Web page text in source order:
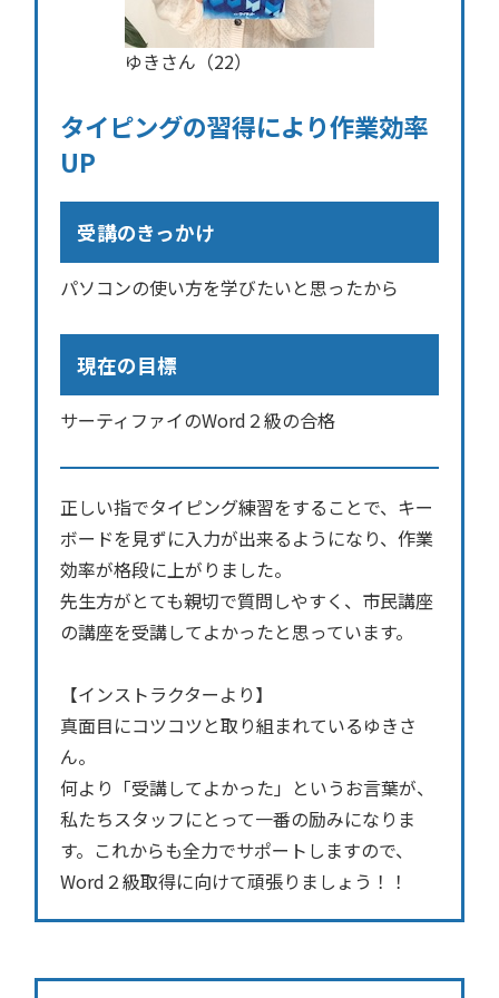
ゆきさん（22）
タイピングの習得により作業効率
UP
受講のきっかけ
パソコンの使い方を学びたいと思ったから
現在の目標
サーティファイのWord２級の合格
正しい指でタイピング練習をすることで、キー
ボードを見ずに入力が出来るようになり、作業
効率が格段に上がりました。
先生方がとても親切で質問しやすく、市民講座
の講座を受講してよかったと思っています。
【インストラクターより】
真面目にコツコツと取り組まれているゆきさ
ん。
何より「受講してよかった」というお言葉が、
私たちスタッフにとって一番の励みになりま
す。これからも全力でサポートしますので、
Word２級取得に向けて頑張りましょう！！